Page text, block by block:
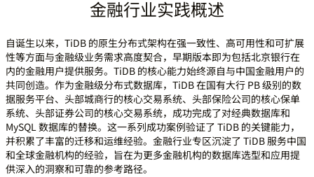
金融行业实践概述
自诞生以来，TiDB 的原生分布式架构在强一致性、高可用性和可扩展
性等方面与金融级业务需求高度契合，早期版本即为包括北京银行在
内的金融用户提供服务。TiDB 的核心能力始终源自与中国金融用户的
共同创造。作为金融级分布式数据库，TiDB 在国有大行 PB 级别的数
据服务平台、头部城商行的核心交易系统、头部保险公司的核心保单
系统、头部证券公司的核心交易系统，成功完成了对经典数据库和
MySQL 数据库的替换。这一系列成功案例验证了 TiDB 的关键能力，
并积累了丰富的迁移和运维经验。金融行业专区沉淀了 TiDB 服务中国
和全球金融机构的经验，旨在为更多金融机构的数据库选型和应用提
供深入的洞察和可靠的参考路径。